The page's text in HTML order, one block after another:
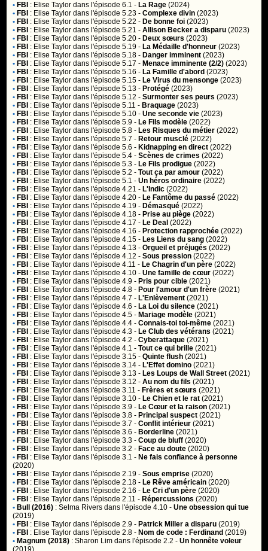
• FBI : Elise Taylor dans l'épisode 6.1 - La Rage (2024)
• FBI : Elise Taylor dans l'épisode 5.23 -Complexe divin (2023)
• FBI : Elise Taylor dans l'épisode 5.22 - De bonne foi (2023)
• FBI : Elise Taylor dans l'épisode 5.21 -Allison Becker a disparu (2023)
• FBI : Elise Taylor dans l'épisode 5.20 - Deux sœurs (2023)
• FBI : Elise Taylor dans l'épisode 5.19 - La Médaille d'honneur (2023)
• FBI : Elise Taylor dans l'épisode 5.18 - Danger imminent (2023)
• FBI : Elise Taylor dans l'épisode 5.17 - Menace imminente (2/2) (2023)
• FBI : Elise Taylor dans l'épisode 5.16 - La Famille d'abord (2023)
• FBI : Elise Taylor dans l'épisode 5.15 - Le Virus du mensonge (2023)
• FBI : Elise Taylor dans l'épisode 5.13 - Protégé (2023)
• FBI : Elise Taylor dans l'épisode 5.12 -Surmonter ses peurs (2023)
• FBI : Elise Taylor dans l'épisode 5.11 - Braquage (2023)
• FBI : Elise Taylor dans l'épisode 5.10 -Une seconde vie (2023)
• FBI : Elise Taylor dans l'épisode 5.9 - Le Fils modèle (2022)
• FBI : Elise Taylor dans l'épisode 5.8 - Les Risques du métier (2022)
• FBI : Elise Taylor dans l'épisode 5.7 - Retour musclé (2022)
• FBI : Elise Taylor dans l'épisode 5.6 - Kidnapping en direct (2022)
• FBI : Elise Taylor dans l'épisode 5.4 -Scènes de crimes (2022)
• FBI : Elise Taylor dans l'épisode 5.3 - Le Fils prodigue (2022)
• FBI : Elise Taylor dans l'épisode 5.2 -Tout ça par amour (2022)
• FBI : Elise Taylor dans l'épisode 5.1 -Un héros ordinaire (2022)
• FBI : Elise Taylor dans l'épisode 4.21 - L'Indic (2022)
• FBI : Elise Taylor dans l'épisode 4.20 - Le Fantôme du passé (2022)
• FBI : Elise Taylor dans l'épisode 4.19 - Démasqué (2022)
• FBI : Elise Taylor dans l'épisode 4.18 - Prise au piège (2022)
• FBI : Elise Taylor dans l'épisode 4.17 - Le Deal (2022)
• FBI : Elise Taylor dans l'épisode 4.16 - Protection rapprochée (2022)
• FBI : Elise Taylor dans l'épisode 4.15 - Les Liens du sang (2022)
• FBI : Elise Taylor dans l'épisode 4.13 -Orgueil et préjugés (2022)
• FBI : Elise Taylor dans l'épisode 4.12 -Sous pression (2022)
• FBI : Elise Taylor dans l'épisode 4.11 - Le Chagrin d'un père (2022)
• FBI : Elise Taylor dans l'épisode 4.10 -Une famille de cœur (2022)
• FBI : Elise Taylor dans l'épisode 4.9 - Pris pour cible (2021)
• FBI : Elise Taylor dans l'épisode 4.8 - Pour l'amour d'un frère (2021)
• FBI : Elise Taylor dans l'épisode 4.7 - L'Enlèvement (2021)
• FBI : Elise Taylor dans l'épisode 4.6 - La Loi du silence (2021)
• FBI : Elise Taylor dans l'épisode 4.5 - Mariage modèle (2021)
• FBI : Elise Taylor dans l'épisode 4.4 -Connais-toi toi-même (2021)
• FBI : Elise Taylor dans l'épisode 4.3 - Le Club des vétérans (2021)
• FBI : Elise Taylor dans l'épisode 4.2 -Cyberattaque (2021)
• FBI : Elise Taylor dans l'épisode 4.1 -Tout ce qui brille (2021)
• FBI : Elise Taylor dans l'épisode 3.15 -Quinte flush (2021)
• FBI : Elise Taylor dans l'épisode 3.14 - L'Effet domino (2021)
• FBI : Elise Taylor dans l'épisode 3.13 - Les Loups de Wall Street (2021)
• FBI : Elise Taylor dans l'épisode 3.12 -Au nom du fils (2021)
• FBI : Elise Taylor dans l'épisode 3.11 - Frères et sœurs (2021)
• FBI : Elise Taylor dans l'épisode 3.10 - Le Chien et le rat (2021)
• FBI : Elise Taylor dans l'épisode 3.9 - Le Cœur et la raison (2021)
• FBI : Elise Taylor dans l'épisode 3.8 - Principal suspect (2021)
• FBI : Elise Taylor dans l'épisode 3.7 -Conflit intérieur (2021)
• FBI : Elise Taylor dans l'épisode 3.6 - Borderline (2021)
• FBI : Elise Taylor dans l'épisode 3.3 -Coup de bluff (2020)
• FBI : Elise Taylor dans l'épisode 3.2 - Face au doute (2020)
• FBI : Elise Taylor dans l'épisode 3.1 - Ne fais confiance à personne
(2020)
• FBI : Elise Taylor dans l'épisode 2.19 -Sous emprise (2020)
• FBI : Elise Taylor dans l'épisode 2.18 - Le Rêve américain (2020)
• FBI : Elise Taylor dans l'épisode 2.16 - Le Cri d'un père (2020)
• FBI : Elise Taylor dans l'épisode 2.11 - Répercussions (2020)
• Bull (2016) :Selma Rivers dans l'épisode 4.10 -Une obsession qui tue
(2019)
• FBI : Elise Taylor dans l'épisode 2.9 - Patrick Miller a disparu (2019)
• FBI : Elise Taylor dans l'épisode 2.8 - Nom de code : Ferdinand (2019)
• Magnum (2018) :Sharon Lim dans l'épisode 2.2 -Un honnête voleur
(2019)